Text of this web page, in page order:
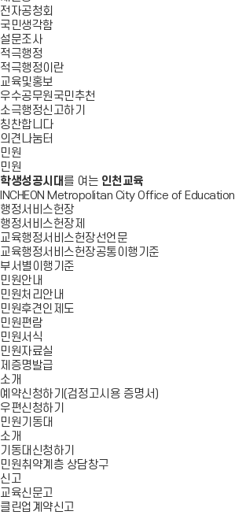
전자공청회
국민생각함
설문조사
적극행정
적극행정이란
교육및홍보
우수공무원국민추천
소극행정신고하기
칭찬합니다
의견나눔터
민원
민원
학생성공시대 를 여는 인천교육
INCHEON Metropolitan City Office of Education
행정서비스헌장
행정서비스헌장제
교육행정서비스헌장선언문
교육행정서비스헌장공통이행기준
부서별이행기준
민원안내
민원처리안내
민원후견인제도
민원편람
민원서식
민원자료실
제증명발급
소개
예약신청하기(검정고시용 증명서)
우편신청하기
민원기동대
소개
기동대신청하기
민원취약계층 상담창구
신고
교육신문고
클린업계약신고